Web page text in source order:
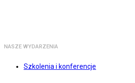
NASZE WYDARZENIA
Szkolenia i konferencje